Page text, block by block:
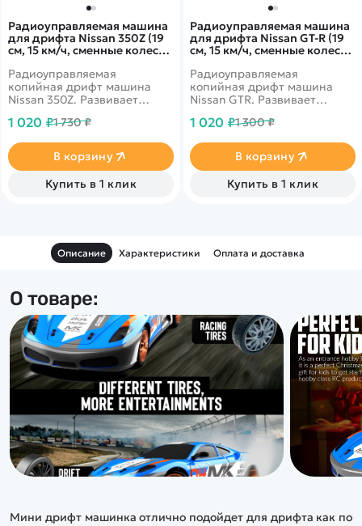
Радиоуправляемая машина
для дрифта Nissan 350Z (19
см, 15 км/ч, сменные колеса,
Радиоуправляемая
копийная дрифт машина
Nissan 350Z. Развивает
комплекте присутствуют
Светодиодные фары.
Ёмкость аккумулятора 500
1 020 ₽1 730 ₽
В корзину
Купить в 1 клик
Радиоуправляемая машина
для дрифта Nissan GT-R (19
см, 15 км/ч, сменные колеса,
Радиоуправляемая
копийная дрифт машина
Nissan GTR. Развивает
комплекте присутствуют
Светодиодные фары.
Ёмкость аккумулятора 500
1 020 ₽1 300 ₽
В корзину
Купить в 1 клик
Описание Характеристики Оплата и доставка
О товаре:
Мини дрифт машинка отлично подойдет для дрифта как по